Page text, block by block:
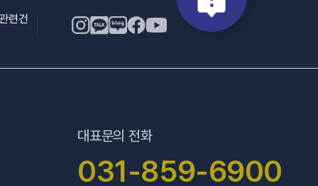
련건
대표문의 전화
031-859-6900